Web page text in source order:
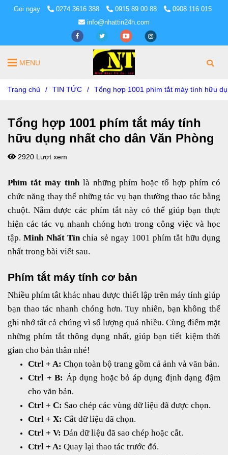
Gọi ngay 0274 3616 388 0915 89 00 88
0908 116 015
info@nhattin24h.com
MENU
Trang chủ / TIN TỨC / Tổng hợp 1001 phím tắt máy tính hữu
Tổng hợp 1001 phím tắt máy tính
hữu dụng nhất cho dân Văn Phòng
2920 Lượt xem
Phím tắt máy tínhlà những phím hoặc tổ hợp phím có
chức năng thay thế những tác vụ bạn thường thao tác bằng
chuột. Nắm được các phím tắt này có thể giúp bạn thực
hiện các tác vụ nhanh chóng hơn trong công việc và học
tập.Minh Nhất Tínchia sẻ ngay 1001 phím tắt hữu dụng
nhất trong bài viết sau.
Phím tắt máy tính cơ bản
Nhiều phím tắt khác nhau được thiết lập trên máy tính giúp
bạn thao tác nhanh chóng hơn. Tuy nhiên, bạn không thể
ghi nhớ tất cả chúng vì số lượng quá nhiều. Cùng điểm mặt
những phím tắt thông dụng nhất, giúp bạn tiết kiệm thời
gian cho bản thân nhé!
Ctrl + A: Chọn toàn bộ trang gồm cả ảnh và văn bản.
Ctrl + B: Áp dụng hoặc bỏ áp dụng định dạng đậm
cho văn bản.
Ctrl + C: Sao chép các vùng dữ liệu đã được chọn.
Ctrl + X: Cắt dữ liệu đã chọn.
Ctrl + V: Dán dữ liệu đã sao chép hoặc cắt.
Ctrl + A: Quay lại thao tác trước đó.